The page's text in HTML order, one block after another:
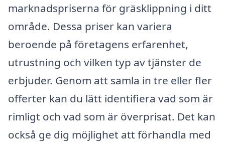
marknadspriserna för gräsklippning i ditt
område. Dessa priser kan variera
beroende på företagens erfarenhet,
utrustning och vilken typ av tjänster de
erbjuder. Genom att samla in tre eller fler
offerter kan du lätt identifiera vad som är
rimligt och vad som är överprisat. Det kan
också ge dig möjlighet att förhandla med